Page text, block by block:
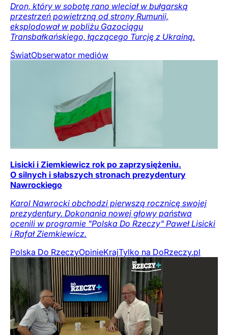
Dron, który w sobotę rano wleciał w bułgarską
przestrzeń powietrzną od strony Rumunii,
eksplodował w pobliżu Gazociągu
Transbałkańskiego, łączącego Turcję z Ukrainą.
ŚwiatObserwator mediów
Lisicki i Ziemkiewicz rok po zaprzysiężeniu.
O silnych i słabszych stronach prezydentury
Nawrockiego
Karol Nawrocki obchodzi pierwszą rocznicę swojej
prezydentury. Dokonania nowej głowy państwa
ocenili w programie "Polska Do Rzeczy" Paweł Lisicki
i Rafał Ziemkiewicz.
Polska Do RzeczyOpinieKrajTylko na DoRzeczy.pl